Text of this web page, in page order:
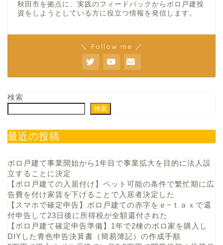
秋田市を拠点に、実践のフィードバックからボロ戸建投
資をしようとしている方に役立つ情報を発信します。
＼ Follow me ／
検索
検索
最近の投稿
ボロ戸建て事業開始から1年目で事業拡大を目的に法人設
立することに決定
【ボロ戸建ての入居付け】ペット可能の条件で繁忙期に広
告費を付け家賃を下げることで入居者決定した
【スマホで確定申告】ボロ戸建ての赤字をｅ−ｔａｘで還
付申告して23日後に所得税が全額還付された
【ボロ戸建て確定申告準備】1年で2棟のボロ家を購入し
DIYした青色申告決算書（簡易簿記）の作成手順